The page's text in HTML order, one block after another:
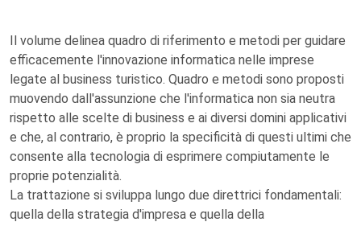
Il volume delinea quadro di riferimento e metodi per guidare
efficacemente l'innovazione informatica nelle imprese
legate al business turistico. Quadro e metodi sono proposti
muovendo dall'assunzione che l'informatica non sia neutra
rispetto alle scelte di business e ai diversi domini applicativi
e che, al contrario, è proprio la specificità di questi ultimi che
consente alla tecnologia di esprimere compiutamente le
proprie potenzialità.
La trattazione si sviluppa lungo due direttrici fondamentali:
quella della strategia d'impresa e quella della